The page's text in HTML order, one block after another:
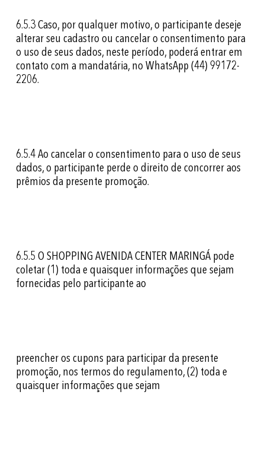
6.5.3Caso, por qualquer motivo, o participante deseje
alterar seu cadastro ou cancelar o consentimento para
o uso de seus dados, neste período, poderá entrar em
contato com a mandatária, no WhatsApp (44) 99172-
2206.
6.5.4Ao cancelar o consentimento para o uso de seus
dados, o participante perde o direito de concorrer aos
prêmios da presente promoção.
6.5.5O SHOPPING AVENIDA CENTER MARINGÁ pode
coletar (1) toda e quaisquer informações que sejam
fornecidas pelo participante ao
preencher os cupons para participar da presente
promoção, nos termos do regulamento, (2) toda e
quaisquer informações que sejam